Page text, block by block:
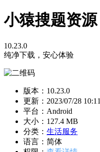
小猿搜题资源
10.23.0
纯净下载，安心体验
版本：10.23.0
更新： 2023/07/28 10:11
平台：Android
大小：127.4 MB
分类： 生活服务
语言：简体